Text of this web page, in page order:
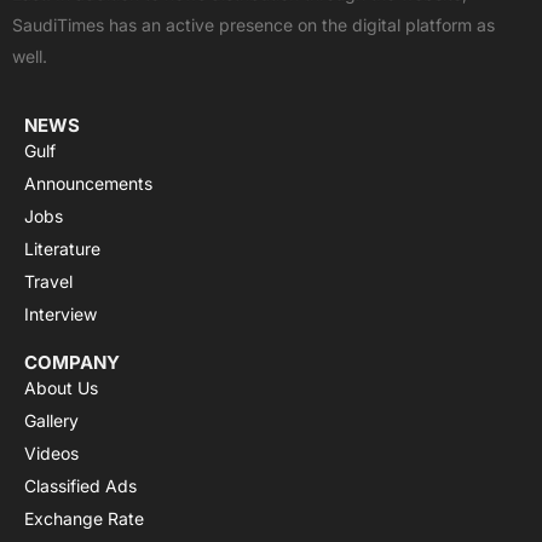
o
k
t
e
e
p
p
r
a
SaudiTimes has an active presence on the digital platform as
well.
NEWS
Gulf
Announcements
Jobs
Literature
Travel
Interview
COMPANY
About Us
Gallery
Videos
Classified Ads
Exchange Rate